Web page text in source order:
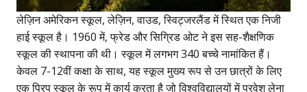
लेज़िन अमेरिकन स्कूल, लेज़िन, वाउड, स्विट्जरलैंड में स्थित एक निजी
हाई स्कूल है। 1960 में, फ्रेड और सिग्रिड ओट ने इस सह-शैक्षणिक
स्कूल की स्थापना की थी। स्कूल में लगभग 340 बच्चे नामांकित हैं।
केवल 7-12वीं कक्षा के साथ, यह स्कूल मुख्य रूप से उन छात्रों के लिए
एक प्रिप स्कूल के रूप में कार्य करता है जो विश्वविद्यालयों में प्रवेश लेना